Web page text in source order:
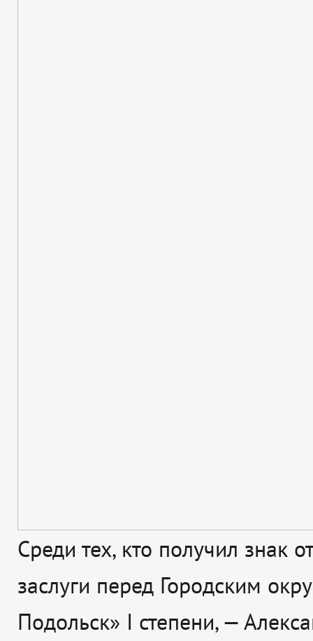
Среди тех, кто получил знак
заслуги перед Городским
Подольск» I степени, —